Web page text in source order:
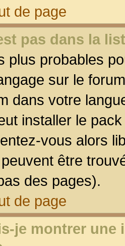
de page
pas dans la
plus probables
sur le
dans votre
installer le
vous alors
être
des pages).
de page
je montrer une